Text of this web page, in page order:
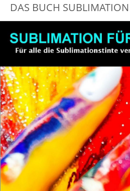
DAS BUCH